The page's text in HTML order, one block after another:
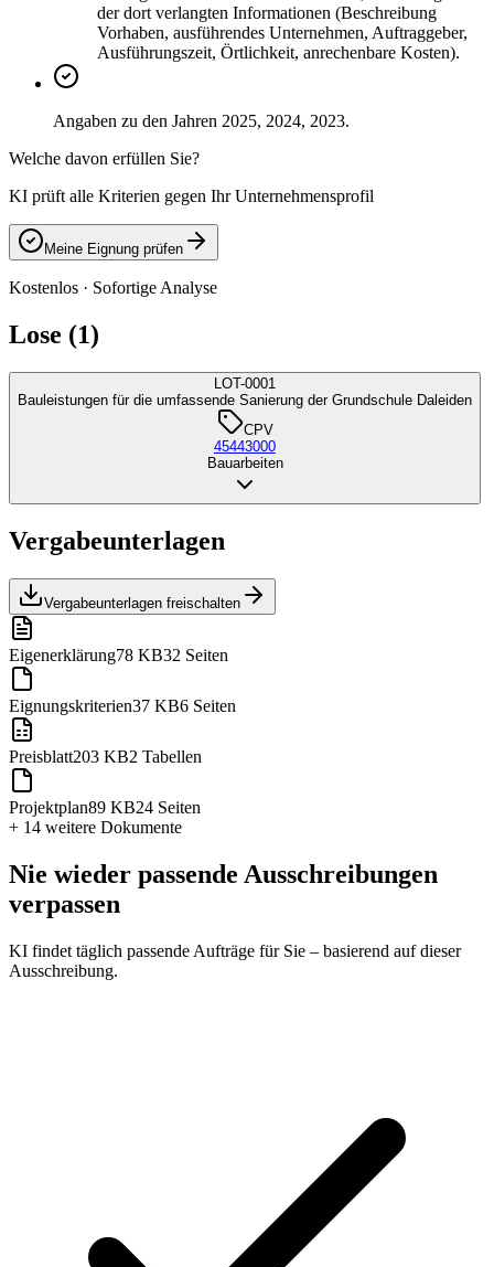
der dort verlangten Informationen (Beschreibung
Vorhaben, ausführendes Unternehmen, Auftraggeber,
Ausführungszeit, Örtlichkeit, anrechenbare Kosten).
Angaben zu den Jahren 2025, 2024, 2023.
Welche davon erfüllen Sie?
KI prüft alle Kriterien gegen Ihr Unternehmensprofil
Meine Eignung prüfen
Kostenlos · Sofortige Analyse
Lose (1)
LOT-0001
Bauleistungen für die umfassende Sanierung der Grundschule Daleiden
CPV
45443000
Bauarbeiten
Vergabeunterlagen
Vergabeunterlagen freischalten
Eigenerklärung78 KB32 Seiten
Eignungskriterien37 KB6 Seiten
Preisblatt203 KB2 Tabellen
Projektplan89 KB24 Seiten
+ 14 weitere Dokumente
Nie wieder passende Ausschreibungen
verpassen
KI findet täglich passende Aufträge für Sie – basierend auf dieser
Ausschreibung.